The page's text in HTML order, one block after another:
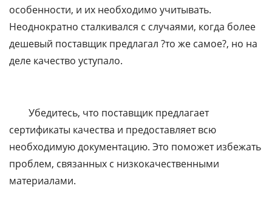
особенности, и их необходимо учитывать.
Неоднократно сталкивался с случаями, когда более
дешевый поставщик предлагал ?то же самое?, но на
деле качество уступало.
Убедитесь, что поставщик предлагает
сертификаты качества и предоставляет всю
необходимую документацию. Это поможет избежать
проблем, связанных с низкокачественными
материалами.